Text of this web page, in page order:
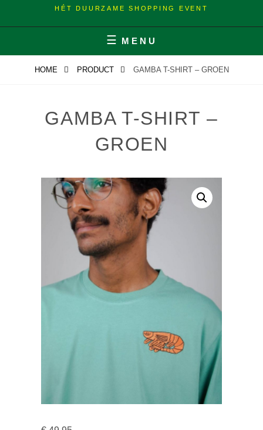
HÉT DUURZAME SHOPPING EVENT
MENU
HOME PRODUCT GAMBA T-SHIRT – GROEN
GAMBA T-SHIRT –
GROEN